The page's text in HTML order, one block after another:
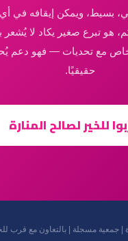
بسيط، ويمكن إيقافه في
هو تبرع صغير يكاد لا يُشعر
مع تحديات — فهو دعم
حقيقيًا.
للخير لصالح المنارة
| جمعية مسجلة | بالتعاون مع قرب